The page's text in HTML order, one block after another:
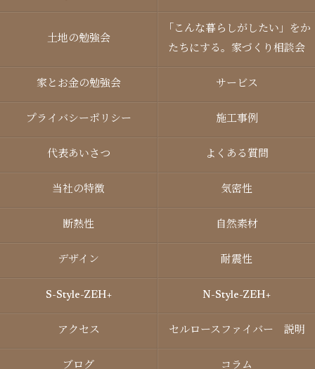
土地の勉強会
「こんな暮らしがしたい」をか
たちにする。家づくり相談会
家とお金の勉強会 サービス
プライバシーポリシー 施工事例
代表あいさつ よくある質問
当社の特徴 気密性
断熱性 自然素材
デザイン 耐震性
S-Style-ZEH+ N-Style-ZEH+
アクセス セルロースファイバー 説明
ブログ コラム